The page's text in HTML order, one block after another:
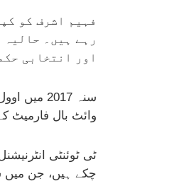
فہیم اشرف کو
رہے ہیں۔
اور انتخابی
سنہ
وائٹ بال فارمیٹ کے 16 میچز کھیلے گئے، جن میں سے 13 میں بھارت کامیاب رہا، دو میں پاکستان نے فتح حاصل کی جبکہ ایک میچ بے
ٹی ٹوئنٹی
چکے ہیں، جن میں سے آٹھ